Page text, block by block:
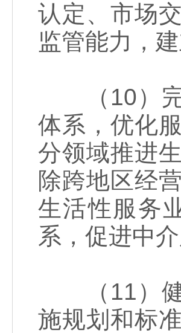
认定、市场
监管能力，
（10）完
体系，优化
分领域推进
除跨地区经
生活性服务
系，促进中
（11）健
施规划和标